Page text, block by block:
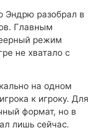
Эндрю разобрал в
Главным
режим
не хватало с
на одном
к игроку. Для
формат, но в
лишь сейчас.